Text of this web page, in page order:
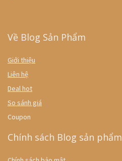
Về Blog Sản Phẩm
Giới thiệu
Liên hệ
Deal hot
So sánh giá
Coupon
Chính sách Blog sản phẩm